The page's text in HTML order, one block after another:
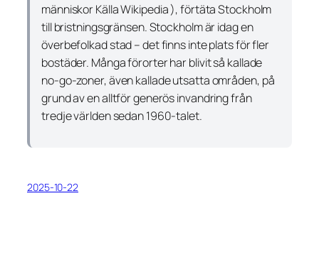
människor Källa Wikipedia ), förtäta Stockholm
till bristningsgränsen. Stockholm är idag en
överbefolkad stad – det finns inte plats för fler
bostäder. Många förorter har blivit så kallade
no-go-zoner, även kallade utsatta områden, på
grund av en alltför generös invandring från
tredje världen sedan 1960-talet.
2025-10-22